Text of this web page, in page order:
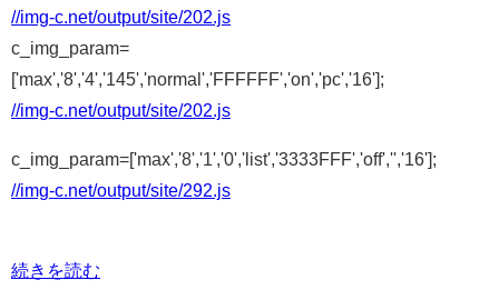
//img-c.net/output/site/202.js
c_img_param=
['max','8','4','145','normal','FFFFFF','on','pc','16'];
//img-c.net/output/site/202.js
c_img_param=['max','8','1','0','list','3333FFF','off','','16'];
//img-c.net/output/site/292.js
続きを読む